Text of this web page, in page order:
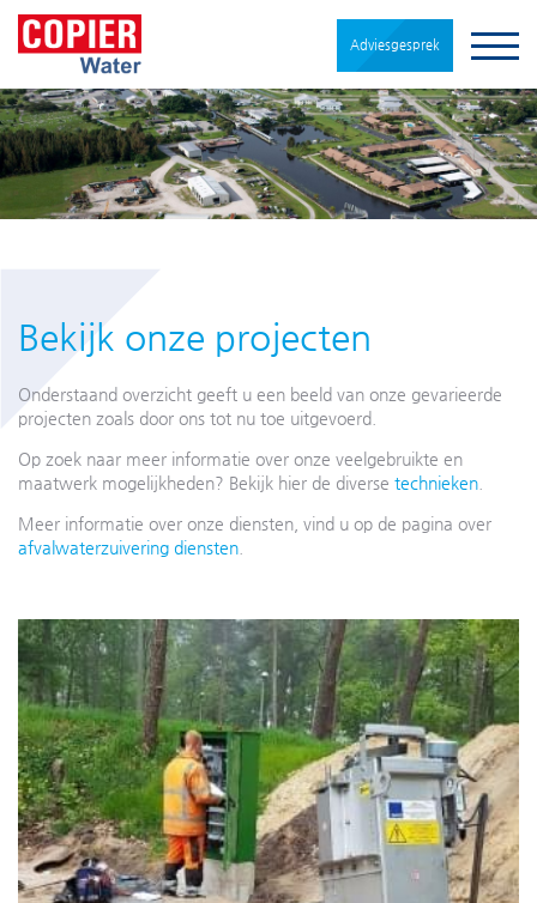
Adviesgesprek
Bekijk onze projecten
Onderstaand overzicht geeft u een beeld van onze gevarieerde
projecten zoals door ons tot nu toe uitgevoerd.
Op zoek naar meer informatie over onze veelgebruikte en
maatwerk mogelijkheden? Bekijk hier de diverse technieken
Meer informatie over onze diensten, vind u op de pagina over
afvalwaterzuivering diensten